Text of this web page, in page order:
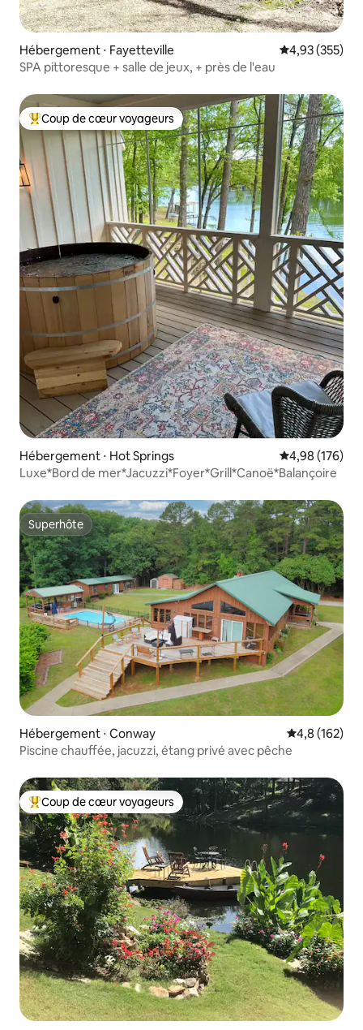
Hébergement ⋅ Fayetteville Évaluation
4,93 (355)
SPA pittoresque + salle de jeux, + près de l'eau
Coups de cœur voyageurs les plus appréciés
Coup de cœur voyageurs
Hébergement ⋅ Hot Springs Évaluation
4,98 (176)
Luxe*Bord de mer*Jacuzzi*Foyer*Grill*Canoë*Balançoire
Superhôte
Superhôte
Hébergement ⋅ Conway Évaluation
4,8 (162)
Piscine chauffée, jacuzzi, étang privé avec pêche
Coups de cœur voyageurs les plus appréciés
Coup de cœur voyageurs